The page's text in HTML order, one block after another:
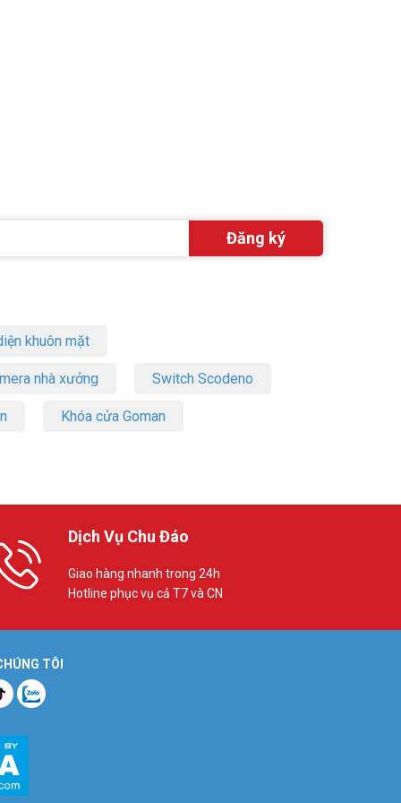
khuôn mặt
nhà xưởng Switch Scodeno
Khóa cửa Goman
Dịch Vụ Chu Đáo
Giao hàng nhanh trong 24h
Hotline phục vụ cả T7 và CN
TÔI